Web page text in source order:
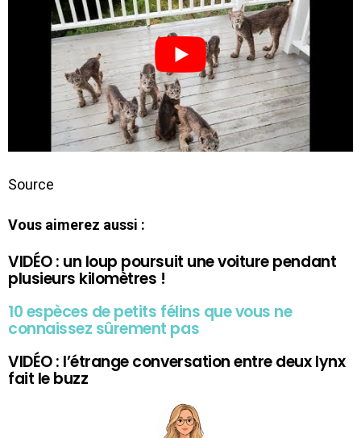
Source
Vous aimerez aussi :
VIDÉO : un loup poursuit une voiture pendant
plusieurs kilomètres !
10 espèces de petits félins que vous ne
connaissez sûrement pas
VIDÉO : l’étrange conversation entre deux lynx
fait le buzz